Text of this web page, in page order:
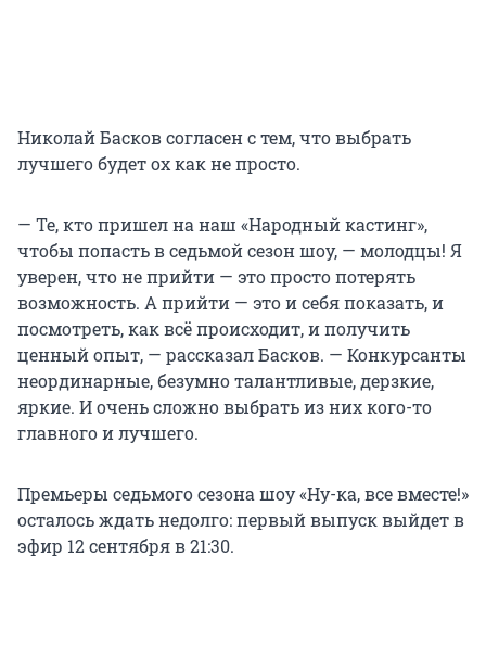
Николай Басков согласен с тем, что выбрать
лучшего будет ох как не просто.
— Те, кто пришел на наш «Народный кастинг»,
чтобы попасть в седьмой сезон шоу, — молодцы! Я
уверен, что не прийти — это просто потерять
возможность. А прийти — это и себя показать, и
посмотреть, как всё происходит, и получить
ценный опыт, — рассказал Басков. — Конкурсанты
неординарные, безумно талантливые, дерзкие,
яркие. И очень сложно выбрать из них кого-то
главного и лучшего.
Премьеры седьмого сезона шоу «Ну-ка, все вместе!»
осталось ждать недолго: первый выпуск выйдет в
эфир 12 сентября в 21:30.